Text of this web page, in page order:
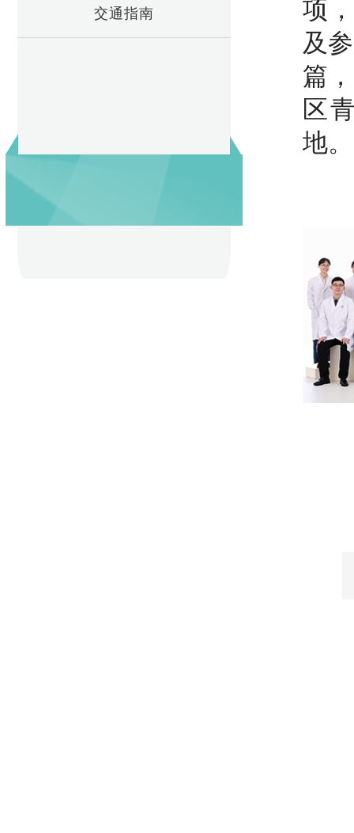
交通指南
项
及
篇
区
地。